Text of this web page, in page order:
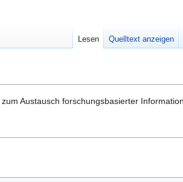
zum Austausch forschungsbasierter
Lesen Quelltext anzeigen